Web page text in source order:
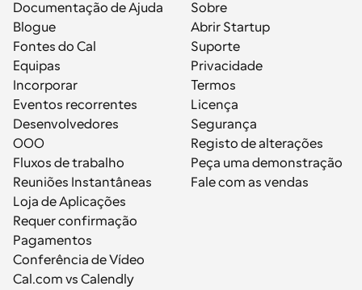
Documentação de Ajuda
Blogue
Fontes do Cal
Equipas
Incorporar
Eventos recorrentes
Desenvolvedores
OOO
Fluxos de trabalho
Reuniões Instantâneas
Loja de Aplicações
Requer confirmação
Pagamentos
Conferência de Vídeo
Cal.com vs Calendly
Sobre
Abrir Startup
Suporte
Privacidade
Termos
Licença
Segurança
Registo de alterações
Peça uma demonstração
Fale com as vendas